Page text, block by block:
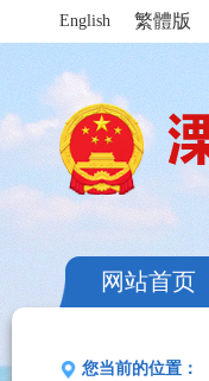
English 繁體版
网站首页
您当前的位置：